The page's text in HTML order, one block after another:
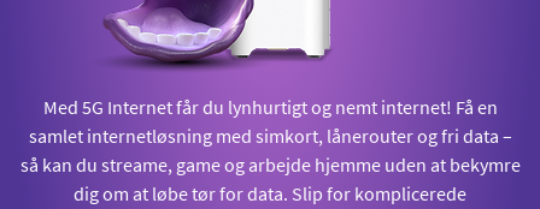
Med 5G Internet får du lynhurtigt og nemt internet! Få en
samlet internetløsning med simkort, lånerouter og fri data –
så kan du streame, game og arbejde hjemme uden at bekymre
dig om at løbe tør for data. Slip for komplicerede